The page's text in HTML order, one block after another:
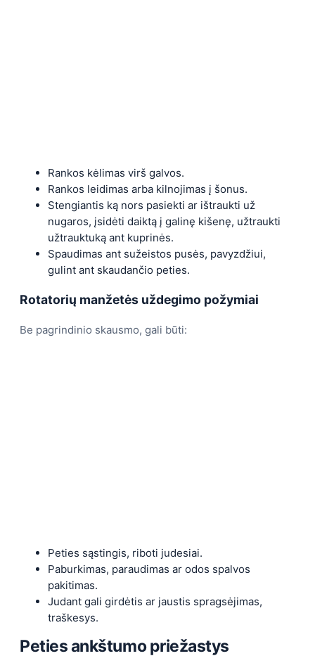
Rankos kėlimas virš galvos.
Rankos leidimas arba kilnojimas į šonus.
Stengiantis ką nors pasiekti ar ištraukti už
nugaros, įsidėti daiktą į galinę kišenę, užtraukti
užtrauktuką ant kuprinės.
Spaudimas ant sužeistos pusės, pavyzdžiui,
gulint ant skaudančio peties.
Rotatorių manžetės uždegimo požymiai
Be pagrindinio skausmo, gali būti:
Peties sąstingis, riboti judesiai.
Paburkimas, paraudimas ar odos spalvos
pakitimas.
Judant gali girdėtis ar jaustis spragsėjimas,
traškesys.
Peties ankštumo priežastys